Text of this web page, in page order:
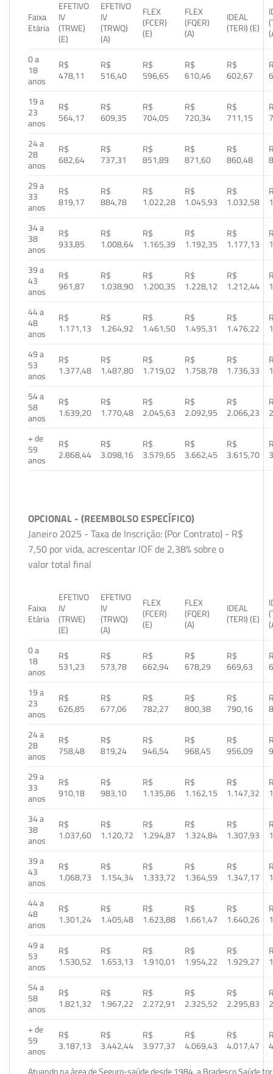
Faixa
Etária
EFETIVO
IV
(TRWE)
(E)
EFETIVO
IV
(TRWQ)
(A)
FLEX
(FCER)
(E)
FLEX
(FQER)
(A)
IDEAL
(TERI) (E)
0 a
18
anos
R$
478,11
R$
516,40
R$
596,65
R$
610,46
R$
602,67
19 a
23
anos
R$
564,17
R$
609,35
R$
704,05
R$
720,34
R$
711,15
24 a
28
anos
R$
682,64
R$
737,31
R$
851,89
R$
871,60
R$
860,48
29 a
33
anos
R$
819,17
R$
884,78
R$
1.022,28
R$
1.045,93
R$
1.032,58
34 a
38
anos
R$
933,85
R$
1.008,64
R$
1.165,39
R$
1.192,35
R$
1.177,13
39 a
43
anos
R$
961,87
R$
1.038,90
R$
1.200,35
R$
1.228,12
R$
1.212,44
44 a
48
anos
R$
1.171,13
R$
1.264,92
R$
1.461,50
R$
1.495,31
R$
1.476,22
49 a
53
anos
R$
1.377,48
R$
1.487,80
R$
1.719,02
R$
1.758,78
R$
1.736,33
54 a
58
anos
R$
1.639,20
R$
1.770,48
R$
2.045,63
R$
2.092,95
R$
2.066,23
+ de
59
anos
R$
2.868,44
R$
3.098,16
R$
3.579,65
R$
3.662,45
R$
3.615,70
OPCIONAL - (REEMBOLSO ESPECÍFICO)
Janeiro 2025 - Taxa de Inscrição: (Por Contrato) - R$
7,50 por vida, acrescentar IOF de 2,38% sobre o
valor total final
Faixa
Etária
EFETIVO
IV
(TRWE)
(E)
EFETIVO
IV
(TRWQ)
(A)
FLEX
(FCER)
(E)
FLEX
(FQER)
(A)
IDEAL
(TERI) (E)
0 a
18
anos
R$
531,23
R$
573,78
R$
662,94
R$
678,29
R$
669,63
19 a
23
anos
R$
626,85
R$
677,06
R$
782,27
R$
800,38
R$
790,16
24 a
28
anos
R$
758,48
R$
819,24
R$
946,54
R$
968,45
R$
956,09
29 a
33
anos
R$
910,18
R$
983,10
R$
1.135,86
R$
1.162,15
R$
1.147,32
34 a
38
anos
R$
1.037,60
R$
1.120,72
R$
1.294,87
R$
1.324,84
R$
1.307,93
39 a
43
anos
R$
1.068,73
R$
1.154,34
R$
1.333,72
R$
1.364,59
R$
1.347,17
44 a
48
anos
R$
1.301,24
R$
1.405,48
R$
1.623,88
R$
1.661,47
R$
1.640,26
49 a
53
anos
R$
1.530,52
R$
1.653,13
R$
1.910,01
R$
1.954,22
R$
1.929,27
54 a
58
anos
R$
1.821,32
R$
1.967,22
R$
2.272,91
R$
2.325,52
R$
2.295,83
+ de
59
anos
R$
3.187,13
R$
3.442,44
R$
3.977,37
R$
4.069,43
R$
4.017,47